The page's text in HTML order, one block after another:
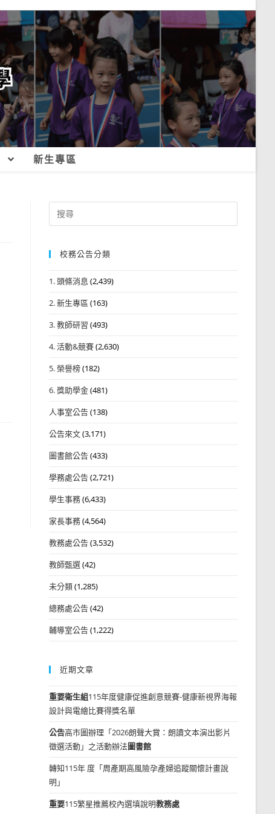
新生專區
Search
for:
校務公告分類
1. 頭條消息 (2,439)
2. 新生專區 (163)
3. 教師研習 (493)
4. 活動&競賽(2,630)
5. 榮譽榜(182)
6. 獎助學金(481)
人事室公告(138)
公告來文(3,171)
圖書館公告(433)
學務處公告(2,721)
學生事務(6,433)
家長事務(4,564)
教務處公告(3,532)
教師甄選(42)
未分類(1,285)
總務處公告(42)
輔導室公告(1,222)
近期文章
重要衛生組115年度健康促進創意競賽-健康新視界海報
設計與電繪比賽得獎名單
公告高市圖辦理「2026朗聲大賞：朗讀文本演出影片
徵選活動」之活動辦法圖書館
轉知115年 度「周產期高風險孕產婦追蹤關懷計畫說
明」
重要115繁星推薦校內選填說明教務處